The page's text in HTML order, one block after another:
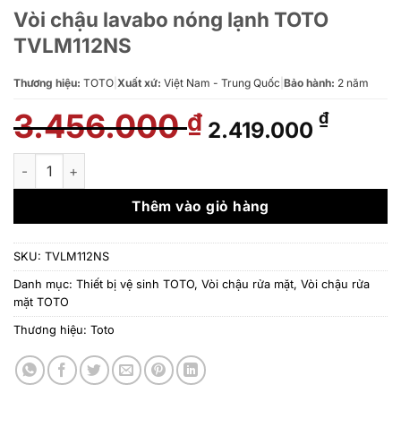
Vòi chậu lavabo nóng lạnh TOTO
TVLM112NS
Thương hiệu: TOTO Xuất xứ: Việt Nam - Trung Quốc Bảo hành: 2 năm
3.456.000₫ Giá
gốc
3.456.000 ₫.
2.419.000 ₫Giá
là:
Vòi chậu lavabo nóng lạnh TOTO TVLM112NS số lượng
Thêm vào giỏ hàng
SKU: TVLM112NS
Danh mục: Thiết bị vệ sinh TOTO, Vòi chậu rửa mặt, Vòi chậu rửa
mặt TOTO
Thương hiệu: Toto